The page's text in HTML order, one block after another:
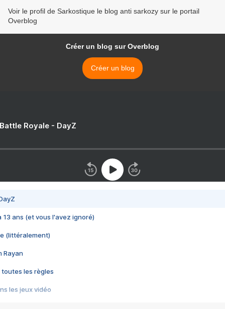
Voir le profil de Sarkostique le blog anti sarkozy sur le portail
Overblog
Créer un blog sur Overblog
Créer un blog
Royale - DayZ
13 ans (et vous l'avez ignoré)
(littéralement)
Rayan
toutes les règles
les jeux vidéo